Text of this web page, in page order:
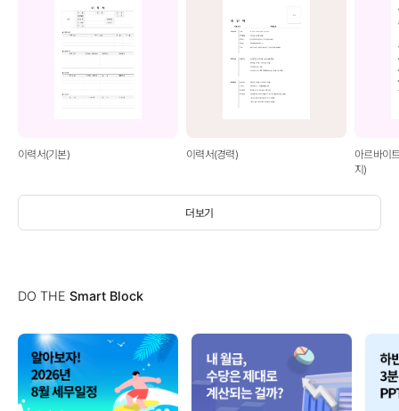
더보기
이력서(기본) 이력서(경력)
아르바이
지)
DO THE Smart Block